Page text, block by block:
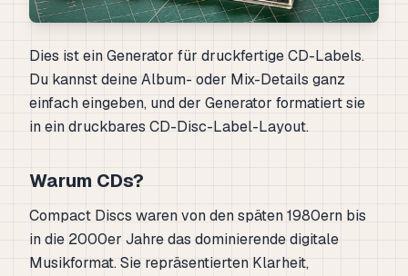
Dies ist ein Generator für druckfertige CD-Labels.
Du kannst deine Album- oder Mix-Details ganz
einfach eingeben, und der Generator formatiert sie
in ein druckbares CD-Disc-Label-Layout.
Warum CDs?
Compact Discs waren von den späten 1980ern bis
in die 2000er Jahre das dominierende digitale
Musikformat. Sie repräsentierten Klarheit,